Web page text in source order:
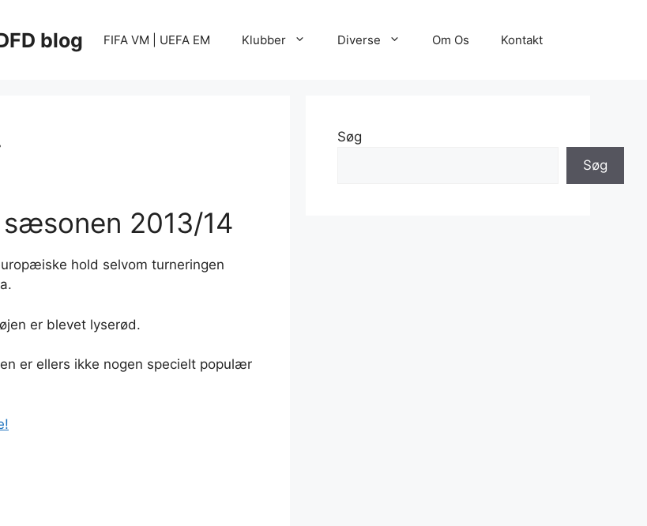
blog FIFA VM | UEFA EM Klubber Diverse Om Os Kontakt
2013/14
hold selvom turneringen
er blevet lyserød.
er ellers ikke nogen specielt populær
Søg
Søg